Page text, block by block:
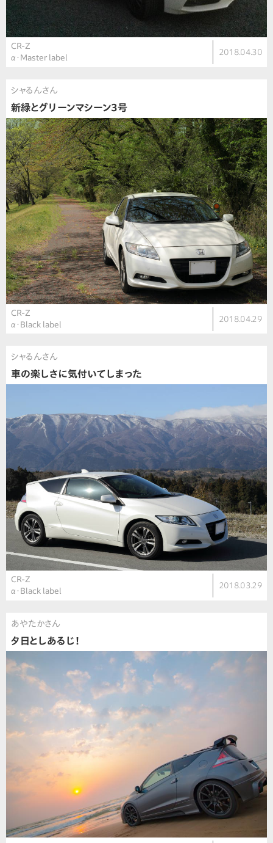
CR-Z
α・Master label
2018.04.30
シャるんさん
新緑とグリーンマシーン3号
CR-Z
α・Black label
2018.04.29
シャるんさん
車の楽しさに気付いてしまった
CR-Z
α・Black label
2018.03.29
あやたかさん
夕日としあるじ！